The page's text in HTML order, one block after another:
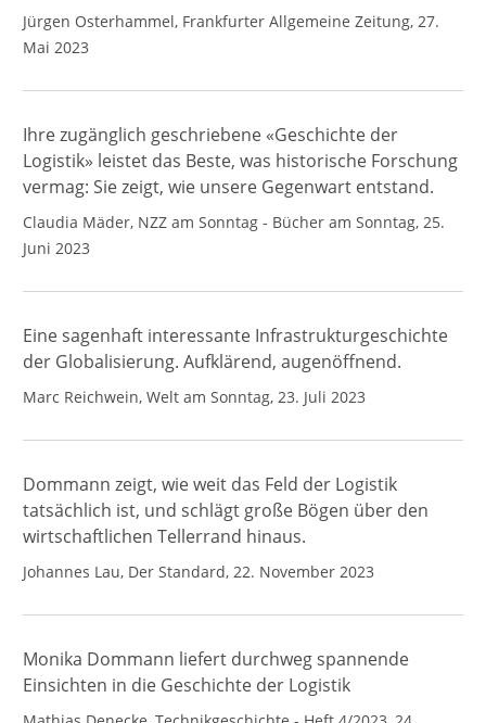
Jürgen Osterhammel, Frankfurter Allgemeine Zeitung, 27.
Mai 2023
Ihre zugänglich geschriebene «Geschichte der
Logistik» leistet das Beste, was historische Forschung
vermag: Sie zeigt, wie unsere Gegenwart entstand.
Claudia Mäder, NZZ am Sonntag - Bücher am Sonntag, 25.
Juni 2023
Eine sagenhaft interessante Infrastrukturgeschichte
der Globalisierung. Aufklärend, augenöffnend.
Marc Reichwein, Welt am Sonntag, 23. Juli 2023
Dommann zeigt, wie weit das Feld der Logistik
tatsächlich ist, und schlägt große Bögen über den
wirtschaftlichen Tellerrand hinaus.
Johannes Lau, Der Standard, 22. November 2023
Monika Dommann liefert durchweg spannende
Einsichten in die Geschichte der Logistik